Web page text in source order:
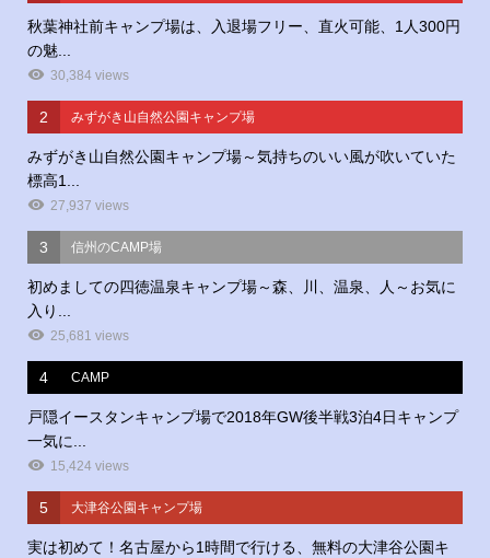
秋葉神社前キャンプ場は、入退場フリー、直火可能、1人300円
の魅...
30,384 views
2 みずがき山自然公園キャンプ場
みずがき山自然公園キャンプ場～気持ちのいい風が吹いていた
標高1...
27,937 views
3 信州のCAMP場
初めましての四徳温泉キャンプ場～森、川、温泉、人～お気に
入り...
25,681 views
4 CAMP
戸隠イースタンキャンプ場で2018年GW後半戦3泊4日キャンプ
一気に...
15,424 views
5 大津谷公園キャンプ場
実は初めて！名古屋から1時間で行ける、無料の大津谷公園キ